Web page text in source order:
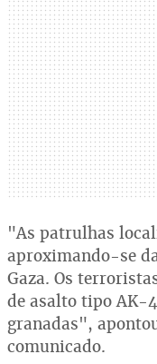
"As patrulhas
aproximando-se
Gaza. Os
de asalto tipo AK-
granadas",
comunicado.